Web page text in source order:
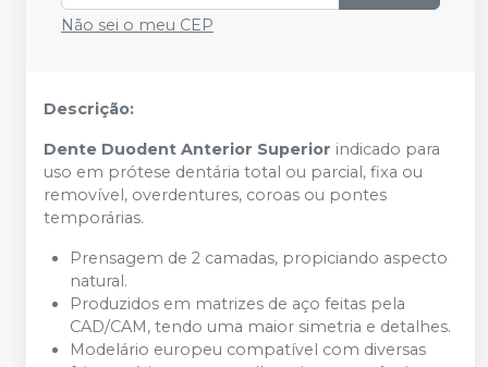
Não sei o meu CEP
Descrição:
Dente Duodent Anterior Superior indicado para
uso em prótese dentária total ou parcial, fixa ou
removível, overdentures, coroas ou pontes
temporárias.
Prensagem de 2 camadas, propiciando aspecto
natural.
Produzidos em matrizes de aço feitas pela
CAD/CAM, tendo uma maior simetria e detalhes.
Modelário europeu compatível com diversas